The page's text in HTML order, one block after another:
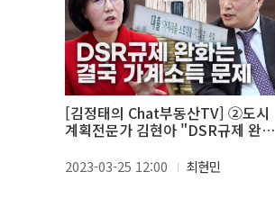
[김정태의 Chat부동산TV] ②도시
계획전문가 김현아 "DSR규제 완화
2023-03-25 12:00 최현민